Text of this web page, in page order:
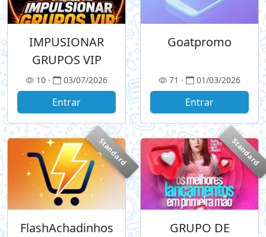
IMPUSIONAR
GRUPOS VIP
10 · 03/07/2026
Entrar
Goatpromo
71 · 01/03/2026
Entrar
Standard
FlashAchadinhos
Standard
GRUPO DE